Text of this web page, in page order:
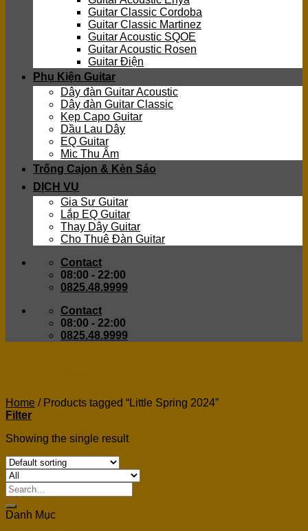
Guitar Classic Cordoba
Guitar Classic Martinez
Guitar Acoustic SQOE
Guitar Acoustic Rosen
Guitar Điện
Phụ Kiện Guitar
Dây đàn Guitar Acoustic
Dây đàn Guitar Classic
Kẹp Capo Guitar
Dầu Lau Dây
EQ Guitar
Mic Thu Âm
Trống Cajon & Kèn Sáo
DỊCH VỤ
Gia Sư Guitar
Lắp EQ Guitar
Thay Dây Guitar
Cho Thuê Đàn Guitar
Contact
08:00 - 22:00
0825.48.9999
Contact
08:00 - 22:00
0825.48.9999
Home /Products tagged “Little Spring 2024”
Filter
Showing the single result
Search
for:
Danh Mục